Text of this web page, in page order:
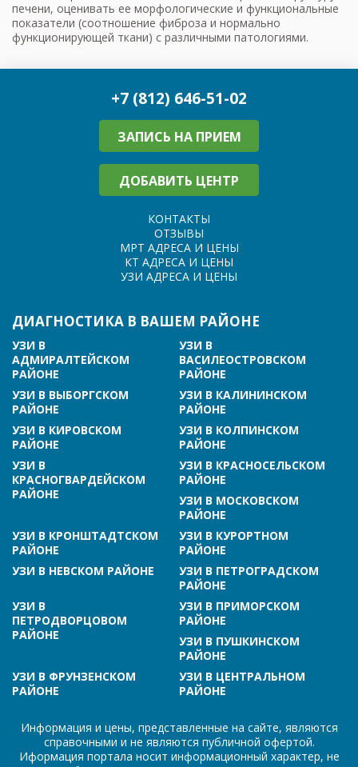
печени, оценивать ее морфологические и функциональные
показатели (соотношение фиброза и нормально
функционирующей ткани) с различными патологиями.
+7 (812) 646-51-02
ЗАПИСЬ НА ПРИЕМ
ДОБАВИТЬ ЦЕНТР
КОНТАКТЫ
ОТЗЫВЫ
МРТ АДРЕСА И ЦЕНЫ
КТ АДРЕСА И ЦЕНЫ
УЗИ АДРЕСА И ЦЕНЫ
ДИАГНОСТИКА В ВАШЕМ РАЙОНЕ
УЗИ В
АДМИРАЛТЕЙСКОМ
РАЙОНЕ
УЗИ В
ВАСИЛЕОСТРОВСКОМ
РАЙОНЕ
УЗИ В ВЫБОРГСКОМ
РАЙОНЕ
УЗИ В КАЛИНИНСКОМ
РАЙОНЕ
УЗИ В КИРОВСКОМ
РАЙОНЕ
УЗИ В КОЛПИНСКОМ
РАЙОНЕ
УЗИ В
КРАСНОГВАРДЕЙСКОМ
РАЙОНЕ
УЗИ В КРАСНОСЕЛЬСКОМ
РАЙОНЕ
УЗИ В МОСКОВСКОМ
РАЙОНЕ
УЗИ В КРОНШТАДТСКОМ
РАЙОНЕ
УЗИ В КУРОРТНОМ
РАЙОНЕ
УЗИ В НЕВСКОМ РАЙОНЕ
УЗИ В ПЕТРОГРАДСКОМ
РАЙОНЕ
УЗИ В
ПЕТРОДВОРЦОВОМ
РАЙОНЕ
УЗИ В ПРИМОРСКОМ
РАЙОНЕ
УЗИ В ПУШКИНСКОМ
РАЙОНЕ
УЗИ В ФРУНЗЕНСКОМ
РАЙОНЕ
УЗИ В ЦЕНТРАЛЬНОМ
РАЙОНЕ
Информация и цены, представленные на сайте, являются
справочными и не являются публичной офертой.
Иформация портала носит информационный характер, не